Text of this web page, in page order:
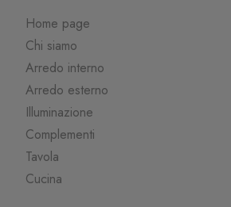
Home page
Chi siamo
Arredo interno
Arredo esterno
Illuminazione
Complementi
Tavola
Cucina